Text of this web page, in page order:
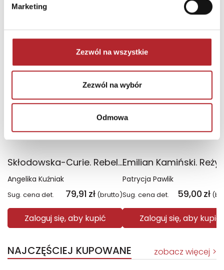
Marketing
Zezwól na wszystkie
Zezwól na wybór
Odmowa
INNI KLIENCI KUPOWALI
Skłodowska-Curie. Rebeliantka
Angelika Kuźniak
Sug. cena det. 79,91 zł (brutto)
Zaloguj się, aby kupić
Patrycja Pawlik
Sug. cena det. 59,00 zł
Zaloguj się, aby kupić
NAJCZĘŚCIEJ KUPOWANE zobacz więcej